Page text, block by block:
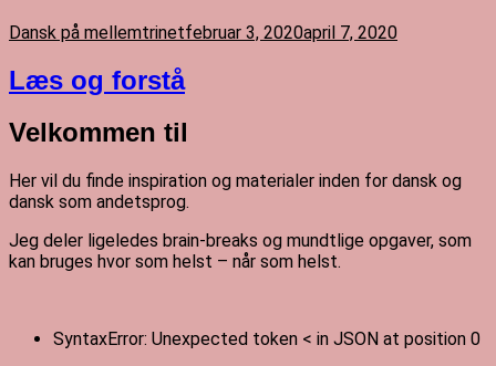
Dansk på mellemtrinetfebruar 3, 2020april 7, 2020
Læs og forstå
Velkommen til
Her vil du finde inspiration og materialer inden for dansk og
dansk som andetsprog.
Jeg deler ligeledes brain-breaks og mundtlige opgaver, som
kan bruges hvor som helst – når som helst.
SyntaxError: Unexpected token < in JSON at position 0